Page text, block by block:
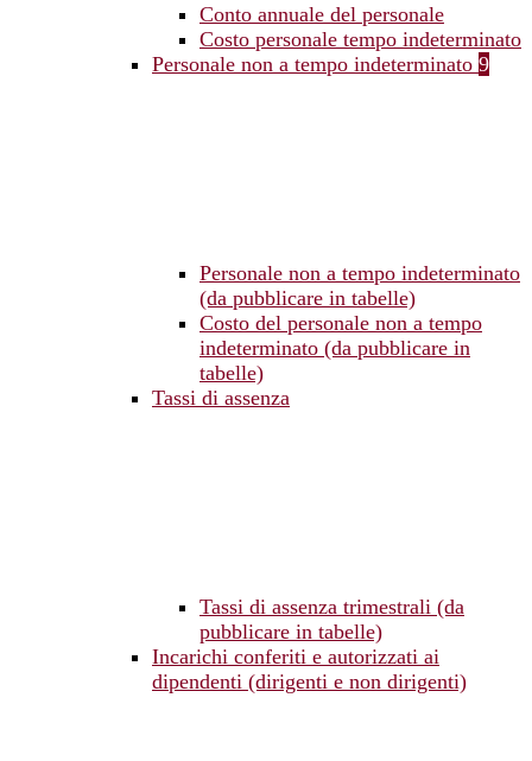
Conto annuale del personale
Costo personale tempo indeterminato
Personale non a tempo indeterminato 9
Personale non a tempo indeterminato
(da pubblicare in tabelle)
Costo del personale non a tempo
indeterminato (da pubblicare in
tabelle)
Tassi di assenza
Tassi di assenza trimestrali (da
pubblicare in tabelle)
Incarichi conferiti e autorizzati ai
dipendenti (dirigenti e non dirigenti)